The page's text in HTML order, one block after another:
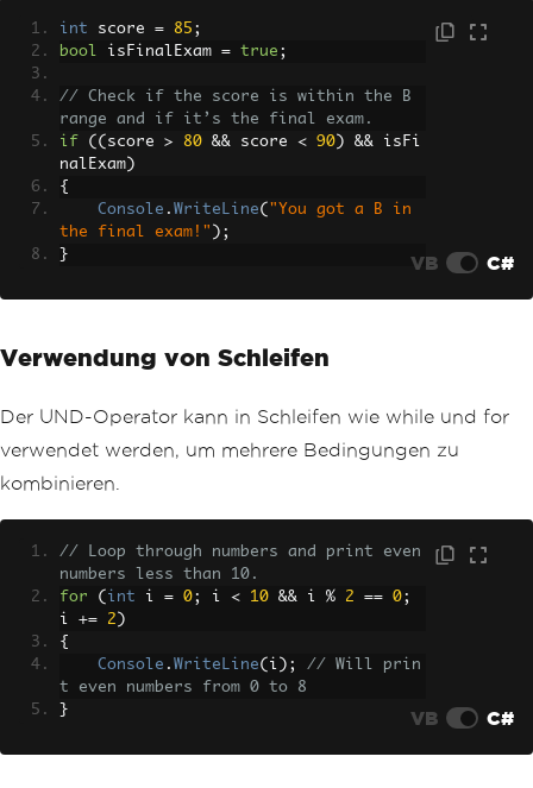
int score = 85 ;
bool isFinalExam = true ;
// Check if the score is within the B
range and if it’s the final exam.
if
(( score > 80 && score < 90 ) && isFi
nalExam )
{
Console . WriteLine( "You got a B in
the final exam!" );
}
VB C#
Verwendung von Schleifen
Der UND-Operator kann in Schleifen wie while und for
verwendet werden, um mehrere Bedingungen zu
kombinieren.
// Loop through numbers and print even
numbers less than 10.
for
( int i = 0; i < 10 && i % 2 == 0;
i += 2 )
{
Console . WriteLine( i );
// Will prin
t even numbers from 0 to 8
}
VB C#